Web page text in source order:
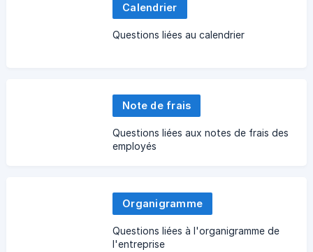
Calendrier
Questions liées au calendrier
Note de frais
Questions liées aux notes de frais des
employés
Organigramme
Questions liées à l'organigramme de
l'entreprise